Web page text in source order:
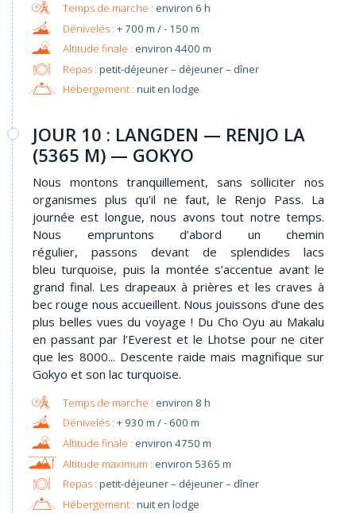
environ 6 h
+ 700 m / - 150 m
environ 4400 m
Repas : petit-déjeuner – déjeuner – dîner
Hébergement : nuit en lodge
JOUR 10 : LANGDEN — RENJO LA
(5365 M) — GOKYO
Nous montons tranquillement, sans solliciter nos
organismes plus qu'il ne faut, le Renjo Pass. La
journée est longue, nous avons tout notre temps.
Nous empruntons d’abord un chemin
régulier, passons devant de splendides lacs
bleu turquoise, puis la montée s’accentue avant le
grand final. Les drapeaux à prières et les craves à
bec rouge nous accueillent. Nous jouissons d’une des
plus belles vues du voyage ! Du Cho Oyu au Makalu
en passant par l’Everest et le Lhotse pour ne citer
que les 8000... Descente raide mais magnifique sur
Gokyo et son lac turquoise.
environ 8 h
+ 930 m / - 600 m
environ 4750 m
environ 5365 m
Repas : petit-déjeuner – déjeuner – dîner
Hébergement : nuit en lodge